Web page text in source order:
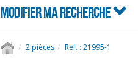
MODIFIER MA RECHERCHE
2 pièces Ref. : 21995-1